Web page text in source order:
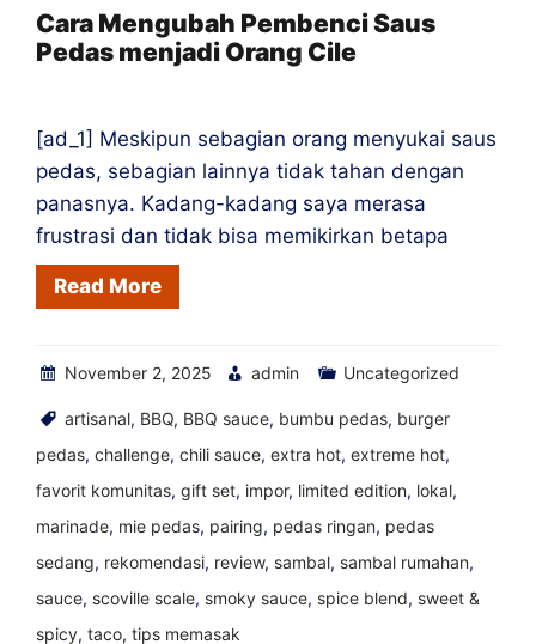
Pecinta
Saus
Cara Mengubah Pembenci Saus
Pedas menjadi Orang Cile
[ad_1] Meskipun sebagian orang menyukai saus
pedas, sebagian lainnya tidak tahan dengan
panasnya. Kadang-kadang saya merasa
frustrasi dan tidak bisa memikirkan betapa
Read More
November 2, 2025 admin Uncategorized
artisanal, BBQ, BBQ sauce, bumbu pedas, burger
pedas, challenge, chili sauce, extra hot, extreme hot,
favorit komunitas, gift set, impor, limited edition, lokal,
marinade, mie pedas, pairing, pedas ringan, pedas
sedang, rekomendasi, review, sambal, sambal rumahan,
sauce, scoville scale, smoky sauce, spice blend, sweet &
spicy, taco, tips memasak